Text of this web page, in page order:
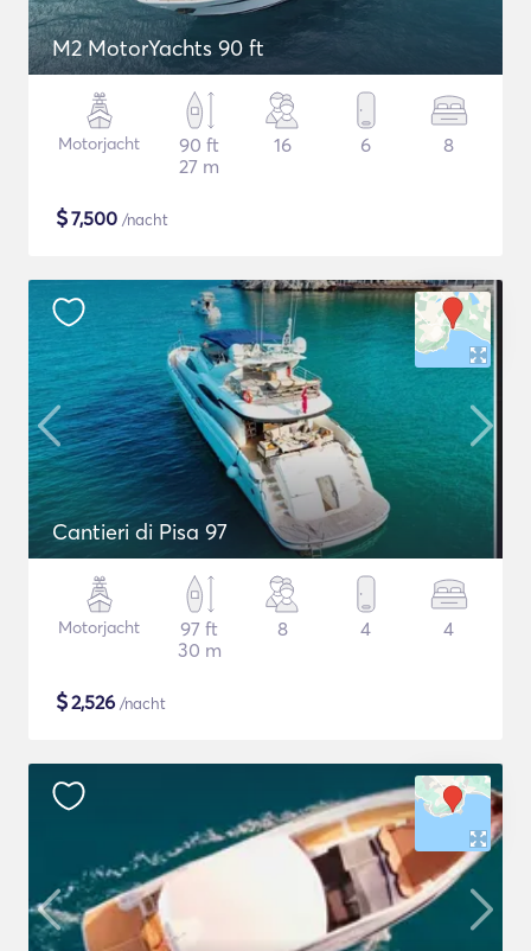
M2 MotorYachts 90 ft
Motorjacht
90 ft
27 m
16 6 8
$7,500 /nacht
Cantieri di Pisa 97
Motorjacht
97 ft
30 m
8 4 4
$2,526 /nacht